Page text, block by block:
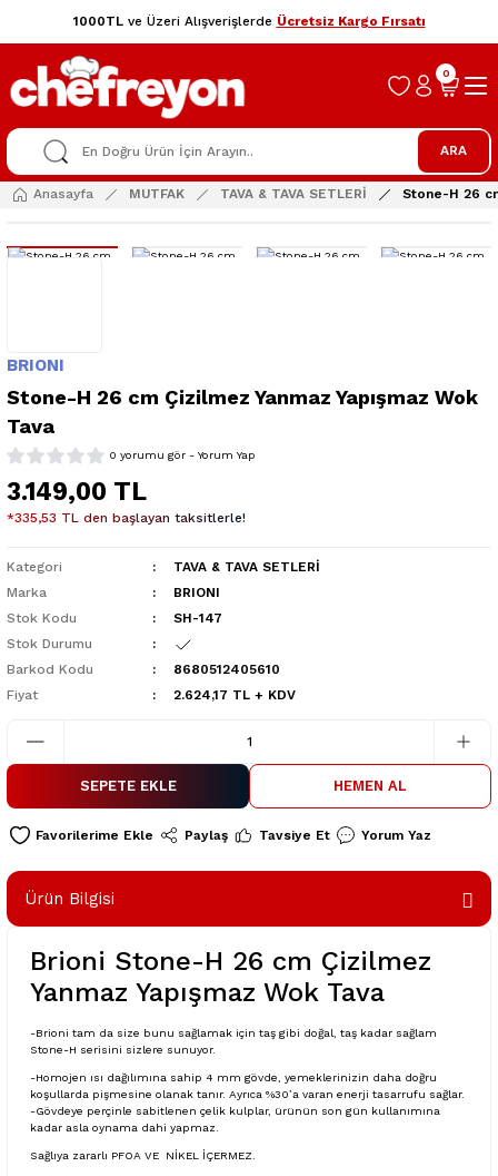
1000TLve Üzeri Alışverişlerde Ücretsiz Kargo Fırsatı
ARA
0
Anasayfa MUTFAK TAVA & TAVA SETLERİ Stone-H 26
BRIONI
Stone-H 26 cm Çizilmez Yanmaz Yapışmaz Wok
Tava
0 yorumu gör - Yorum Yap
3.149,00 TL
*335,53 TL den başlayan taksitlerle!
Kategori
TAVA & TAVA SETLERİ
Marka
BRIONI
Stok Kodu
SH-147
Stok Durumu
Barkod Kodu
8680512405610
Fiyat
2.624,17 TL + KDV
SEPETE EKLE HEMEN AL
Paylaş Tavsiye Et Yorum Yaz
Ürün Bilgisi
Brioni Stone-H 26 cm Çizilmez
Yanmaz Yapışmaz Wok Tava
-Brioni tam da size bunu sağlamak için taş gibi doğal, taş kadar sağlam
Stone-H serisini sizlere sunuyor.
-Homojen ısı dağılımına sahip 4 mm gövde, yemeklerinizin daha doğru
koşullarda pişmesine olanak tanır. Ayrıca %30’a varan enerji tasarrufu sağlar.
-Gövdeye perçinle sabitlenen çelik kulplar, ürünün son gün kullanımına
kadar asla oynama dahi yapmaz.
Sağlıya zararlı PFOA VE NİKEL İÇERMEZ.